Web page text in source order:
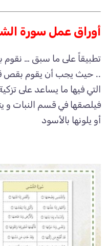
أوراق عمل سورة
تطبيقاً على ما سبق … نقوم
.. حيث يجب أن يقوم بقص
التي فيها ما يساعد على
فيلصقها في قسم النبات و
أو يلونها بالأسود